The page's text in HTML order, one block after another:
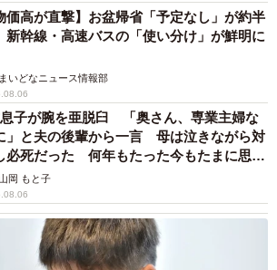
価高が直撃】お盆帰省「予定なし」が約半
幹線・高速バスの「使い分け」が鮮明に
まいどなニュース情報部
子が腕を亜脱臼 「奥さん、専業主婦な
」と夫の後輩から一言 母は泣きながら対
必死だった 何年もたった今もたまに思い
…
岡 もと子